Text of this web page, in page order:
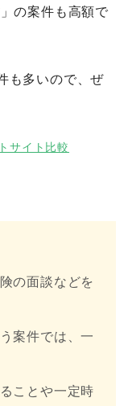
の案件も高額で
も多いので、ぜ
サイト比較
の面談などを
案件では、一
ことや一定時